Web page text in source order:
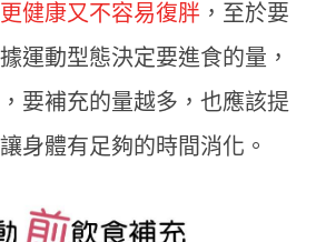
健康又不容易復胖 ，至於要
運動型態決定要進食的量，
要補充的量越多，也應該提
身體有足夠的時間消化。